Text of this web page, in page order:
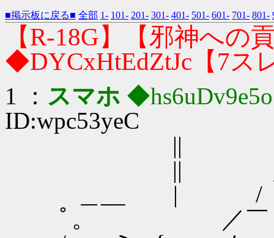
■掲示板に戻る■ 全部 1- 101- 201- 301- 401- 501- 601- 701- 801-
【R-18G】【邪神への
◆DYCxHtEdZtJc【7ス
1 ： スマホ
ID:wpc53yeC
|| ／
|| ／
＿__ |
ﾟ。 ／￣